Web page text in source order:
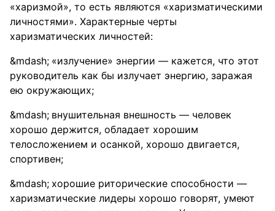
«харизмой», то есть являются «харизматическими
личностями». Характерные черты
харизматических личностей:
«излучение» энергии — кажется, что этот
руководитель как бы излучает энергию, заражая
ею окружающих;
внушительная внешность — человек
хорошо держится, обладает хорошим
телосложением и осанкой, хорошо двигается,
спортивен;
хорошие риторические способности —
харизматические лидеры хорошо говорят, умеют